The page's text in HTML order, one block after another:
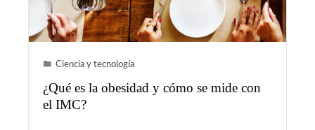
Ciencia y tecnología
¿Qué es la obesidad y cómo se mide con
el IMC?